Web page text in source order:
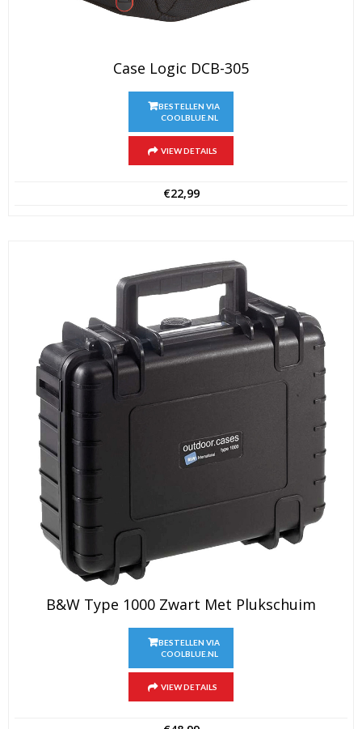
Case Logic DCB-305
BESTELLEN VIA
COOLBLUE.NL
VIEW DETAILS
€22,99
B&W Type 1000 Zwart Met Plukschuim
BESTELLEN VIA
COOLBLUE.NL
VIEW DETAILS